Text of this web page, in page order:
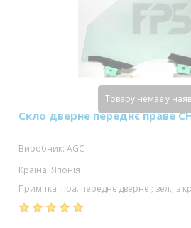
Скло дверне переднє праве
Виробник: AGC
Країна: Японія
Примітка: пра. переднє дверне ; зел.; з
Товару немає у